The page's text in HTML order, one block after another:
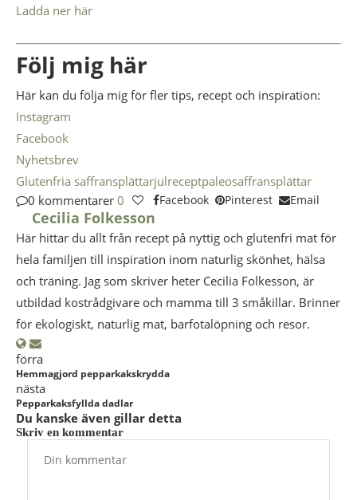
Ladda ner här
Följ mig här
Här kan du följa mig för fler tips, recept och inspiration:
Instagram
Facebook
Nyhetsbrev
Glutenfria saffransplättarjulreceptpaleosaffransplättar
0 kommentarer 0 Facebook Pinterest Email
Cecilia Folkesson
Här hittar du allt från recept på nyttig och glutenfri mat för
hela familjen till inspiration inom naturlig skönhet, hälsa
och träning. Jag som skriver heter Cecilia Folkesson, är
utbildad kostrådgivare och mamma till 3 småkillar. Brinner
för ekologiskt, naturlig mat, barfotalöpning och resor.
förra
Hemmagjord pepparkakskrydda
nästa
Pepparkaksfyllda dadlar
Du kanske även gillar detta
Skriv en kommentar